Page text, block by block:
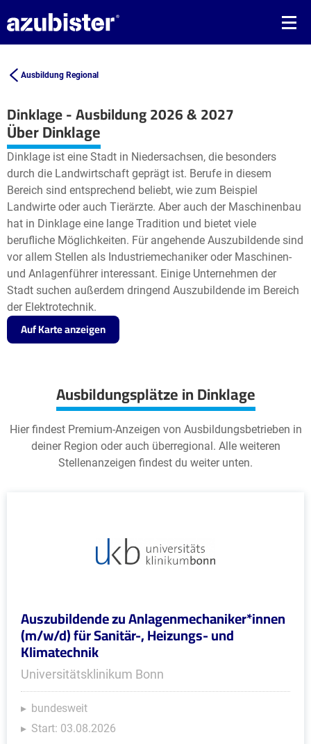
Ausbildung Regional
Dinklage - Ausbildung 2026 & 2027
+
−
Leaflet | © OpenStreetMap2
Über Dinklage
Dinklage ist eine Stadt in Niedersachsen, die besonders
durch die Landwirtschaft geprägt ist. Berufe in diesem
Bereich sind entsprechend beliebt, wie zum Beispiel
Landwirte oder auch Tierärzte. Aber auch der Maschinenbau
hat in Dinklage eine lange Tradition und bietet viele
berufliche Möglichkeiten. Für angehende Auszubildende sind
vor allem Stellen als Industriemechaniker oder Maschinen-
und Anlagenführer interessant. Einige Unternehmen der
Stadt suchen außerdem dringend Auszubildende im Bereich
der Elektrotechnik.
Auf Karte anzeigen
Ausbildungsplätze in Dinklage
Hier findest Premium-Anzeigen von Ausbildungsbetrieben in
deiner Region oder auch überregional. Alle weiteren
Stellenanzeigen findest du weiter unten.
Auszubildende zu Anlagenmechaniker*innen
(m/w/d) für Sanitär-, Heizungs- und
Klimatechnik
Universitätsklinikum Bonn
bundesweit
Start: 03.08.2026